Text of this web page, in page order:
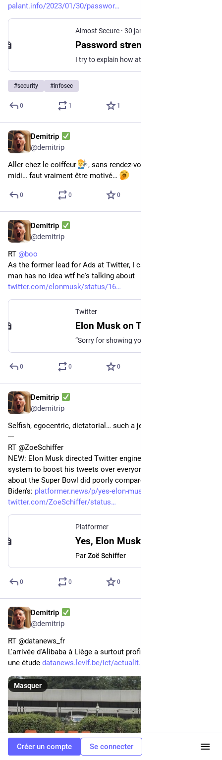
palant.info/2023/01/30/passwor
Almost Secure · 30 janv. 2023
Password strength explained
#security #infosec
0 1 1
Demitrip
@demitrip
Aller chez le coiffeur
, sans rendez-vous, un samedi après-
midi… faut vraiment être motivé…
0 0 0
Demitrip
@demitrip
RT @boo
As the former lead for Ads at Twitter, I can confidently say this
man has no idea wtf he's talking about
twitter.com/elonmusk/status/16
Twitter
Elon Musk on Twitter
0 0 0
Demitrip
@demitrip
Selfish, egocentric, dictatorial… such a jerk
---
RT @ZoeSchiffer
NEW: Elon Musk directed Twitter engineers to design a secret
system to boost his tweets over everyone else's after his post
about the Super Bowl did poorly compared to President
Biden's: platformer.news/p/yes-elon-mus
twitter.com/ZoeSchiffer/status
Platformer
ParZoë Schiffer
0 0 0
Demitrip
@demitrip
RT @datanews_fr
L'arrivée d'Alibaba à Liège a surtout profité à la Chine, selon
une étude datanews.levif.be/ict/actualit
Masquer
Créer un compte Se connecter